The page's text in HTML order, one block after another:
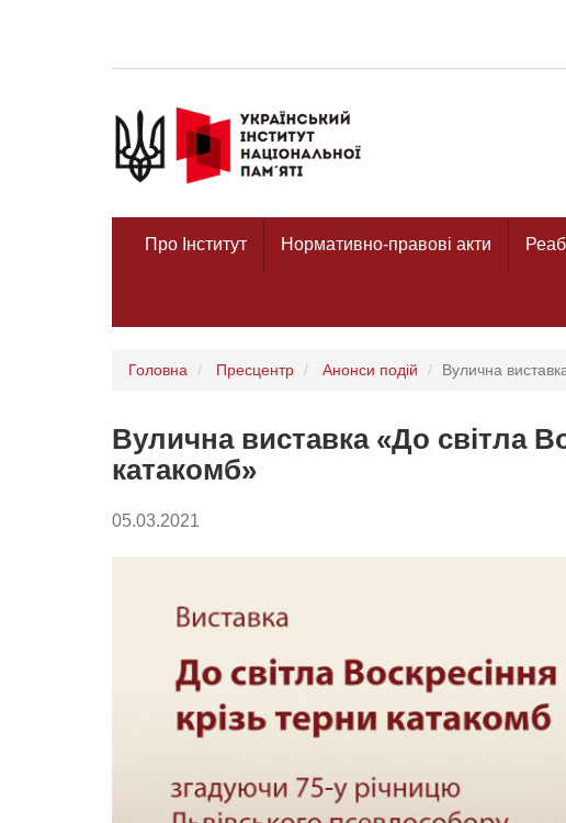
Про Інститут Нормативно-правові акти
Головна Пресцентр Анонси подій Вулична
Вулична виставка «До світла
катакомб»
05.03.2021